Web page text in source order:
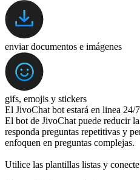
enviar documentos e imágenes
gifs, emojis y stickers
El JivoChat bot estará en linea 24/
El bot de JivoChat puede reducir
responda preguntas repetitivas y
enfoquen en preguntas complejas.
Utilice las plantillas listas y